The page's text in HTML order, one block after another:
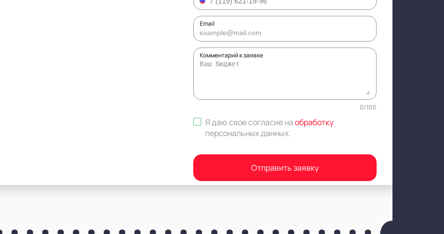
Email
Комментарий к заявке
0/100
Я даю свое согласие наобработку
персональных данных.
Отправить заявку